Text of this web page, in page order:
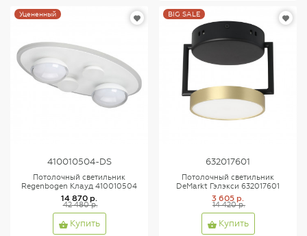
Уцененный
410010504-DS
Потолочный светильник
Regenbogen Клауд 410010504
14 870 р.
42 480 р.
Купить
BIG SALE
632017601
Потолочный светильник
DeMarkt Гэлэкси 632017601
3 605 р.
14 420 р.
Купить